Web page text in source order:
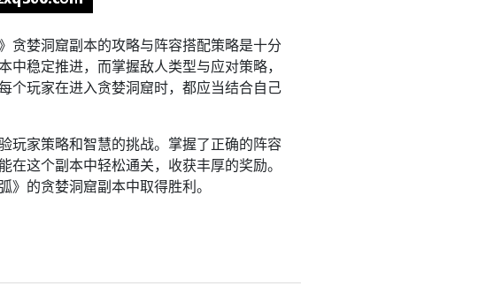
贪婪洞窟副本的攻略与阵容搭配策略是十分
稳定推进，而掌握敌人类型与应对策略，
个玩家在进入贪婪洞窟时，都应当结合自己
玩家策略和智慧的挑战。掌握了正确的阵容
这个副本中轻松通关，收获丰厚的奖励。
的贪婪洞窟副本中取得胜利。